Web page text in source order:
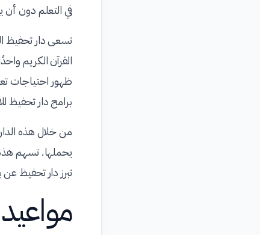
في التعلم دون أن
تسعى دار تحفيظ
القرآن الكريم
ظهور احتياجات
برامج دار تحفيظ
من خلال هذه
يحملها. تسهم هذه
تبرز دار تحفيظ عن